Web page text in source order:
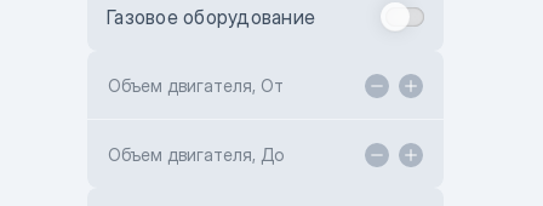
Toyota Kokshetau
Hyundai ShymCity
Газовое оборудование
Объем двигателя, От
Объем двигателя, До